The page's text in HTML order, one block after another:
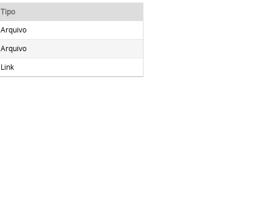
Tipo
Arquivo
Arquivo
Link